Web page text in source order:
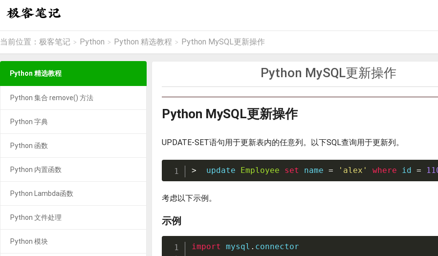
当前位置： 极客笔记 > Python > Python 精选教程 > Python MySQL更新操作
Python MySQL更新操作
Python MySQL更新操作
UPDATE-SET语句用于更新表内的任意列。以下SQL查询用于更新列。
>
  update
Employee set name = 'alex' where id =
考虑以下示例。
示例
import mysql . connector
Python 精选教程
Python 集合 remove() 方法
Python 字典
Python 函数
Python 内置函数
Python Lambda函数
Python 文件处理
Python 模块